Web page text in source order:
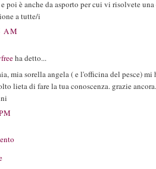
poi è anche da asporto per cui vi risolvete
a tutte/i
AM
ha detto...
mia sorella angela ( e l'officina del pesce)
lieta di fare la tua conoscenza. grazie ancora.